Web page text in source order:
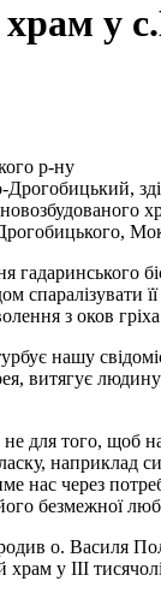
у
р-ну
спаралізувати
з оков
нашу
витягує
не для того,
наприклад
нас через
безмежної
о. Василя
у ІІІ